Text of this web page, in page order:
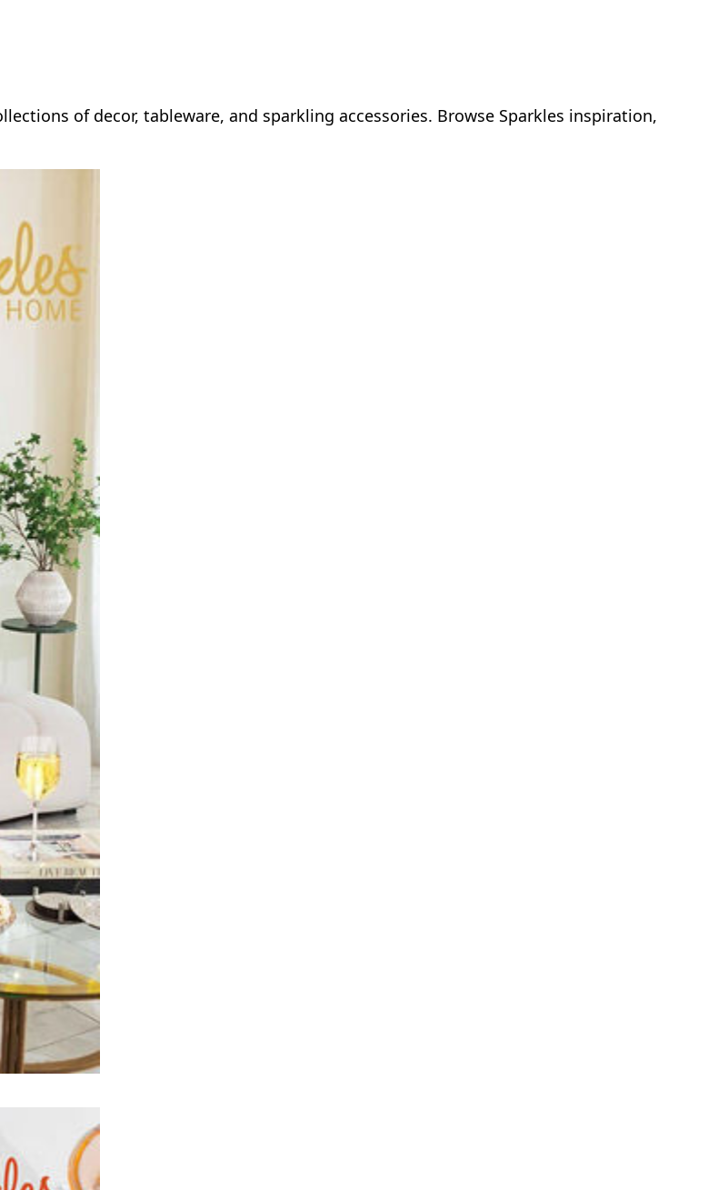
of decor, tableware, and sparkling accessories. Browse Sparkles inspiration,